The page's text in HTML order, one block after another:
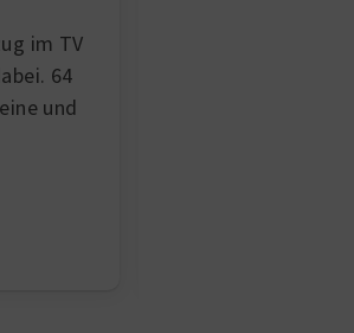
im TV
64
und